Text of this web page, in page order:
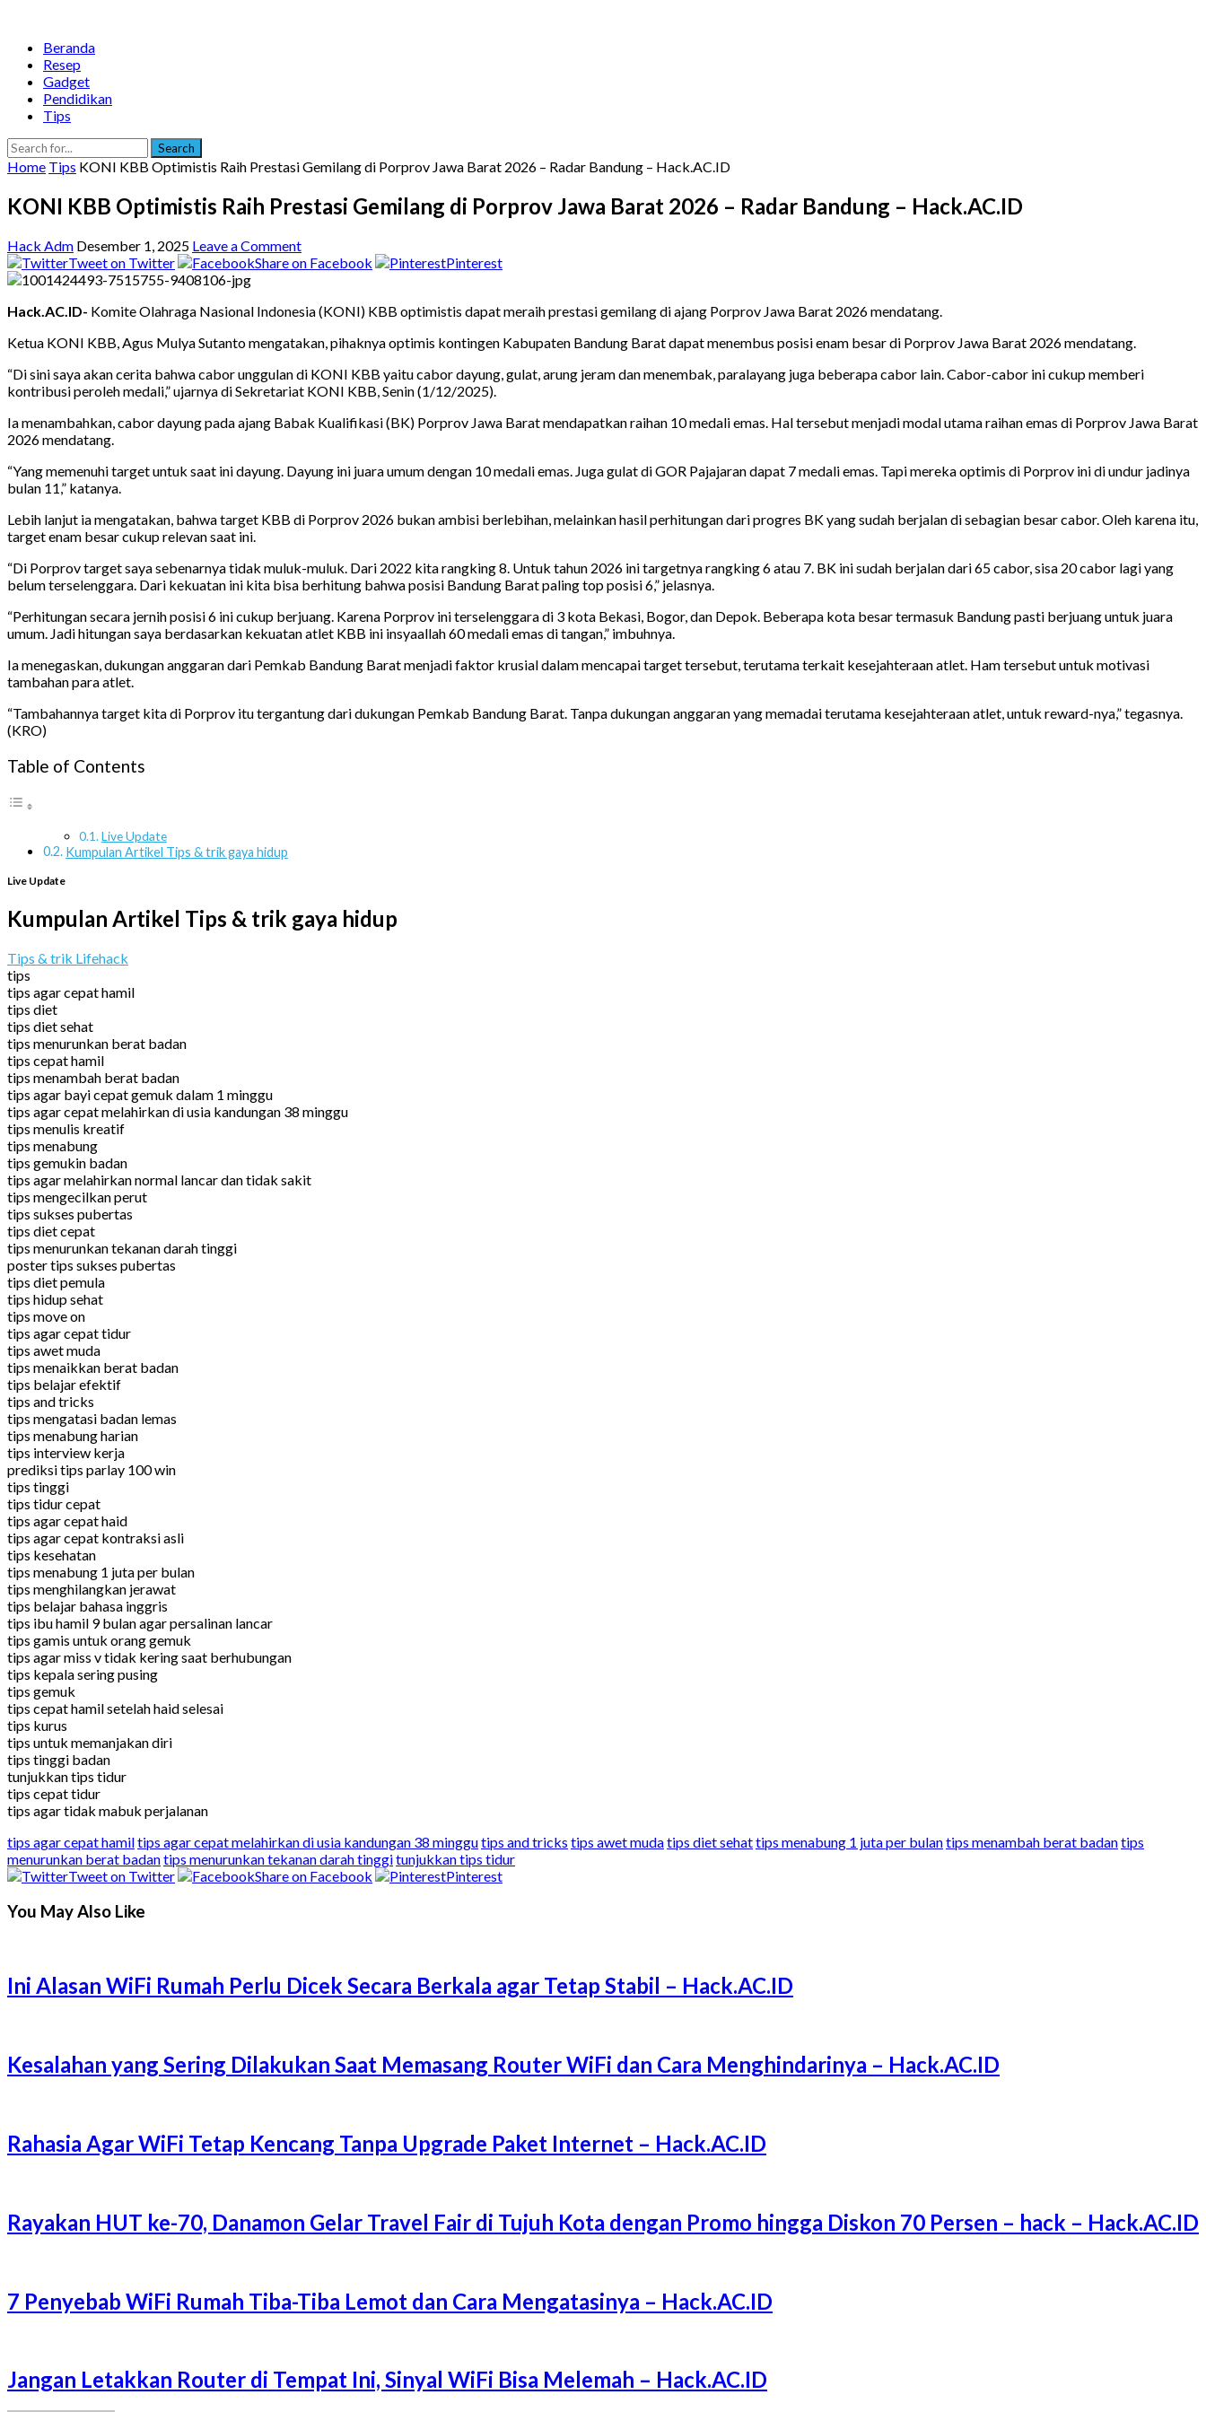
Beranda
Resep
Gadget
Pendidikan
Tips
Search
Home Tips KONI KBB Optimistis Raih Prestasi Gemilang di Porprov Jawa Barat 2026 – Radar Bandung – Hack.AC.ID
KONI KBB Optimistis Raih Prestasi Gemilang di Porprov Jawa Barat 2026 – Radar Bandung – Hack.AC.ID
Hack Adm Desember 1, 2025 Leave a Comment
Tweet on Twitter
Share on Facebook Pinterest
Hack.AC.ID- Komite Olahraga Nasional Indonesia (KONI) KBB optimistis dapat meraih prestasi gemilang di ajang Porprov Jawa Barat 2026 mendatang.
Ketua KONI KBB, Agus Mulya Sutanto mengatakan, pihaknya optimis kontingen Kabupaten Bandung Barat dapat menembus posisi enam besar di Porprov Jawa Barat 2026 mendatang.
“Di sini saya akan cerita bahwa cabor unggulan di KONI KBB yaitu cabor dayung, gulat, arung jeram dan menembak, paralayang juga beberapa cabor lain. Cabor-cabor ini cukup memberi
kontribusi peroleh medali,” ujarnya di Sekretariat KONI KBB, Senin (1/12/2025).
Ia menambahkan, cabor dayung pada ajang Babak Kualifikasi (BK) Porprov Jawa Barat mendapatkan raihan 10 medali emas. Hal tersebut menjadi modal utama raihan emas di Porprov Jawa Barat
2026 mendatang.
“Yang memenuhi target untuk saat ini dayung. Dayung ini juara umum dengan 10 medali emas. Juga gulat di GOR Pajajaran dapat 7 medali emas. Tapi mereka optimis di Porprov ini di undur jadinya
bulan 11,” katanya.
Lebih lanjut ia mengatakan, bahwa target KBB di Porprov 2026 bukan ambisi berlebihan, melainkan hasil perhitungan dari progres BK yang sudah berjalan di sebagian besar cabor. Oleh karena itu,
target enam besar cukup relevan saat ini.
“Di Porprov target saya sebenarnya tidak muluk-muluk. Dari 2022 kita rangking 8. Untuk tahun 2026 ini targetnya rangking 6 atau 7. BK ini sudah berjalan dari 65 cabor, sisa 20 cabor lagi yang
belum terselenggara. Dari kekuatan ini kita bisa berhitung bahwa posisi Bandung Barat paling top posisi 6,” jelasnya.
“Perhitungan secara jernih posisi 6 ini cukup berjuang. Karena Porprov ini terselenggara di 3 kota Bekasi, Bogor, dan Depok. Beberapa kota besar termasuk Bandung pasti berjuang untuk juara
umum. Jadi hitungan saya berdasarkan kekuatan atlet KBB ini insyaallah 60 medali emas di tangan,” imbuhnya.
Ia menegaskan, dukungan anggaran dari Pemkab Bandung Barat menjadi faktor krusial dalam mencapai target tersebut, terutama terkait kesejahteraan atlet. Ham tersebut untuk motivasi
tambahan para atlet.
“Tambahannya target kita di Porprov itu tergantung dari dukungan Pemkab Bandung Barat. Tanpa dukungan anggaran yang memadai terutama kesejahteraan atlet, untuk reward-nya,” tegasnya.
(KRO)
Table of Contents
Live Update
Kumpulan Artikel Tips & trik gaya hidup
Live Update
Kumpulan Artikel Tips & trik gaya hidup
Tips & trik Lifehack
tips
tips agar cepat hamil
tips diet
tips diet sehat
tips menurunkan berat badan
tips cepat hamil
tips menambah berat badan
tips agar bayi cepat gemuk dalam 1 minggu
tips agar cepat melahirkan di usia kandungan 38 minggu
tips menulis kreatif
tips menabung
tips gemukin badan
tips agar melahirkan normal lancar dan tidak sakit
tips mengecilkan perut
tips sukses pubertas
tips diet cepat
tips menurunkan tekanan darah tinggi
poster tips sukses pubertas
tips diet pemula
tips hidup sehat
tips move on
tips agar cepat tidur
tips awet muda
tips menaikkan berat badan
tips belajar efektif
tips and tricks
tips mengatasi badan lemas
tips menabung harian
tips interview kerja
prediksi tips parlay 100 win
tips tinggi
tips tidur cepat
tips agar cepat haid
tips agar cepat kontraksi asli
tips kesehatan
tips menabung 1 juta per bulan
tips menghilangkan jerawat
tips belajar bahasa inggris
tips ibu hamil 9 bulan agar persalinan lancar
tips gamis untuk orang gemuk
tips agar miss v tidak kering saat berhubungan
tips kepala sering pusing
tips gemuk
tips cepat hamil setelah haid selesai
tips kurus
tips untuk memanjakan diri
tips tinggi badan
tunjukkan tips tidur
tips cepat tidur
tips agar tidak mabuk perjalanan
tips agar cepat hamiltips agar cepat melahirkan di usia kandungan 38 minggutips and tricks tips awet mudatips diet sehattips menabung 1 juta per bulantips menambah berat badantips
menurunkan berat badantips menurunkan tekanan darah tinggitunjukkan tips tidur
Tweet on Twitter
Share on Facebook Pinterest
You May Also Like
Ini Alasan WiFi Rumah Perlu Dicek Secara Berkala agar Tetap Stabil – Hack.AC.ID
Kesalahan yang Sering Dilakukan Saat Memasang Router WiFi dan Cara Menghindarinya – Hack.AC.ID
Rahasia Agar WiFi Tetap Kencang Tanpa Upgrade Paket Internet – Hack.AC.ID
Rayakan HUT ke-70, Danamon Gelar Travel Fair di Tujuh Kota dengan Promo hingga Diskon 70 Persen – hack – Hack.AC.ID
7 Penyebab WiFi Rumah Tiba-Tiba Lemot dan Cara Mengatasinya – Hack.AC.ID
Jangan Letakkan Router di Tempat Ini, Sinyal WiFi Bisa Melemah – Hack.AC.ID